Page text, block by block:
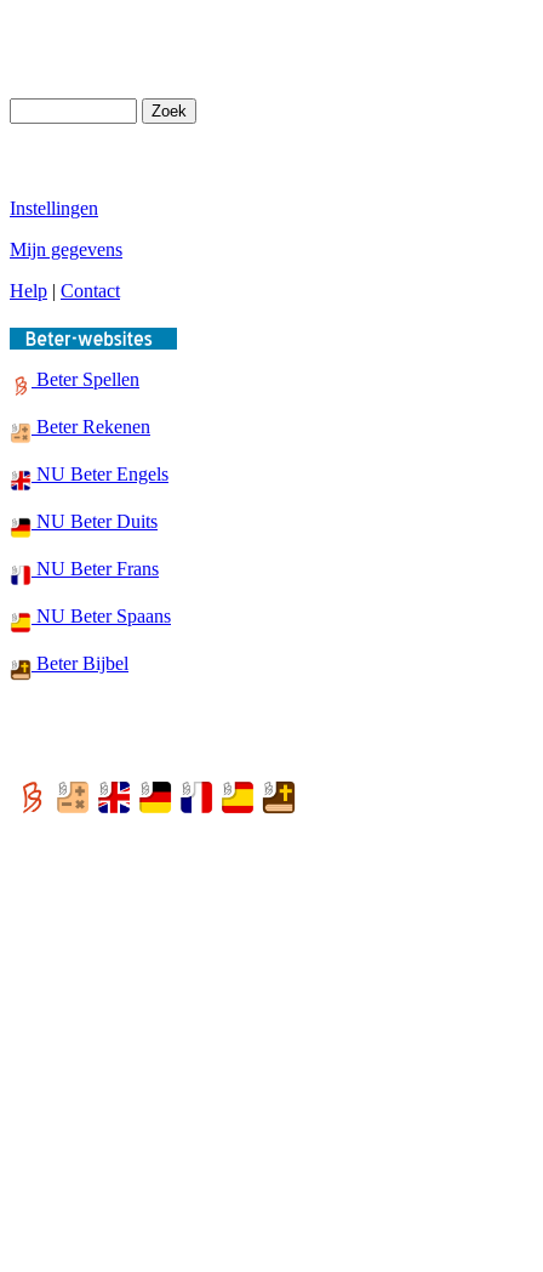
Instellingen
Mijn gegevens
Help | Contact
Beter Spellen
Beter Rekenen
NU Beter Engels
NU Beter Duits
NU Beter Frans
NU Beter Spaans
Beter Bijbel